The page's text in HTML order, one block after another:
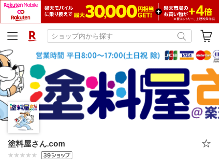
塗料屋さん.com